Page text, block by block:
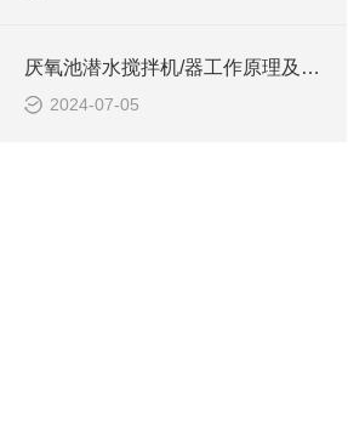
厌氧池潜水搅拌机/器工作原理及作用特点、安装图、CAD结构图
2024-07-05